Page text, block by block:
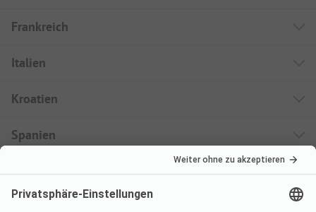
Frankreich
Italien
Kroatien
Spanien
Urlaubsziele
Buchbare Campingplätze